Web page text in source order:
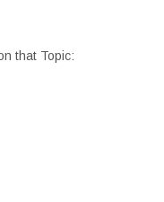
that Topic: